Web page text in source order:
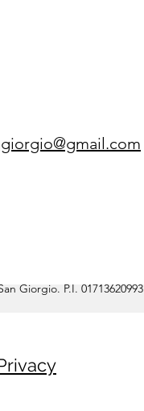
Giorgio. P.I. 01713620993